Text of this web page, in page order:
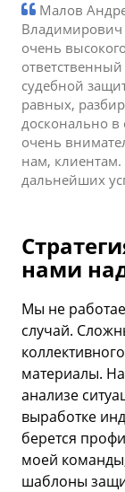
Малов
Владимирович
очень
судебной
равных,
досконально в
очень
нам,
дальнейших
нами
Мы не
случай.
материалы.
анализе
выработке
берется
моей
шаблоны